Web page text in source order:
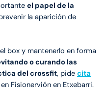
el papel de la
la aparición de
box y mantenerlo en forma
o curando las
del crossfit, pide cita
en Fisionervión en Etxebarri.